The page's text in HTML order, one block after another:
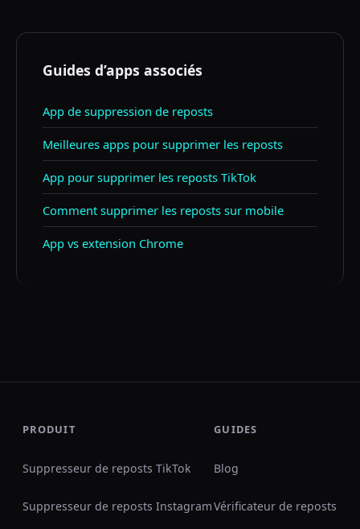
Guides d’apps associés
App de suppression de reposts
Meilleures apps pour supprimer les reposts
App pour supprimer les reposts TikTok
Comment supprimer les reposts sur mobile
App vs extension Chrome
PRODUIT
Suppresseur de reposts TikTok
Suppresseur de reposts Instagram
GUIDES
Blog
Vérificateur de reposts